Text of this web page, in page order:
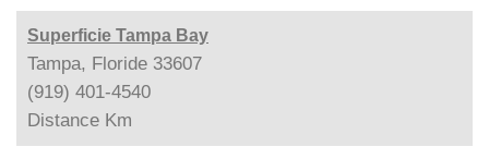
Superficie Tampa Bay
Tampa, Floride 33607
(919) 401-4540
Distance Km